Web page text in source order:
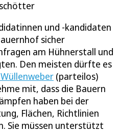
und -kandidaten
sicher
am Hühnerstall und
Den meisten dürfte es
(parteilos)
mit, dass die Bauern
haben bei der
Flächen, Richtlinien
Sie müssen unterstützt